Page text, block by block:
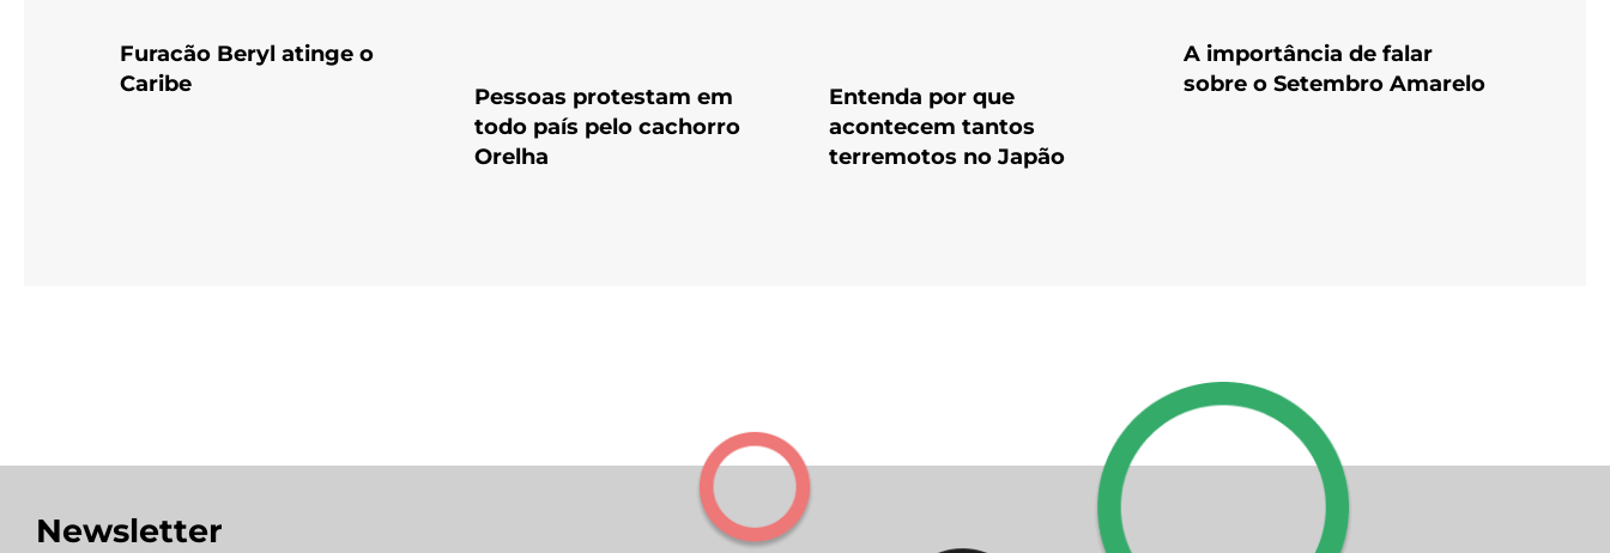
Furacão Beryl atinge o
Caribe
Pessoas protestam em
todo país pelo cachorro
Orelha
Entenda por que
acontecem tantos
terremotos no Japão
A importância de falar
sobre o Setembro Amarelo
Newsletter